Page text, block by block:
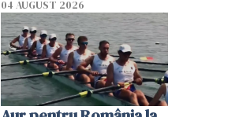
04 AUGUST 2026